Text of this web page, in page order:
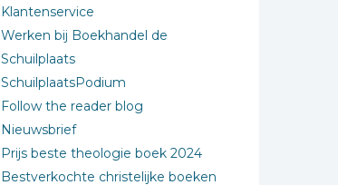
Klantenservice
Werken bij Boekhandel de
Schuilplaats
SchuilplaatsPodium
Follow the reader blog
Nieuwsbrief
Prijs beste theologie boek 2024
Bestverkochte christelijke boeken